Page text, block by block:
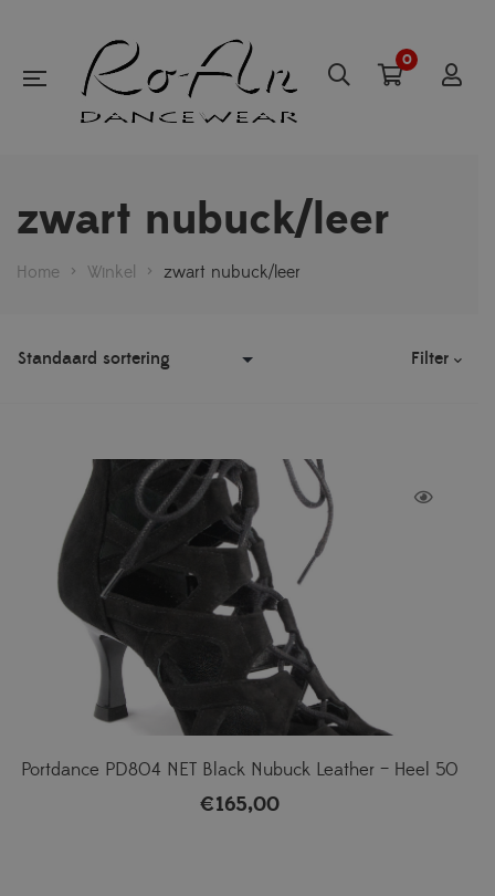
0
zwart nubuck/leer
Home > Winkel > zwart nubuck/leer
Filter
Portdance PD804 NET Black Nubuck Leather – Heel 50
€165,00